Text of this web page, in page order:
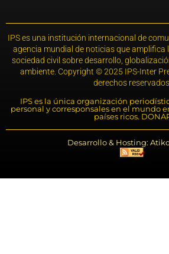
IPS es una institución internacional de
agencia mundial de noticias que amplifica
sociedad civil sobre desarrollo,
ambiente. Copyright © 2025 IPS-Inter
derechos reservados.
IPS es la única organización
personal y corresponsales en el mundo
países ricos.
Desarrollo & Hosting: